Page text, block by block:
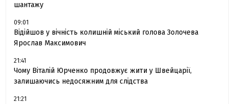
шантажу
09:01
Відійшов у вічність колишній міський голова Золочева
Ярослав Максимович
21:41
Чому Віталій Юрченко продовжує жити у Швейцарії,
залишаючись недосяжним для слідства
21:21